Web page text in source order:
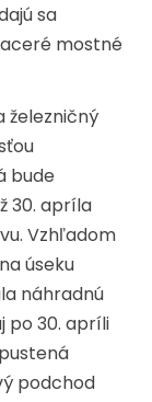
sa
mostné
železničný
bude
30. apríla
Vzhľadom
úseku
náhradnú
po 30. apríli
podchod